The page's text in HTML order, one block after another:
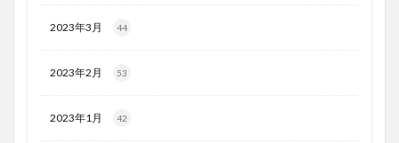
2023年3月 44
2023年2月 53
2023年1月 42